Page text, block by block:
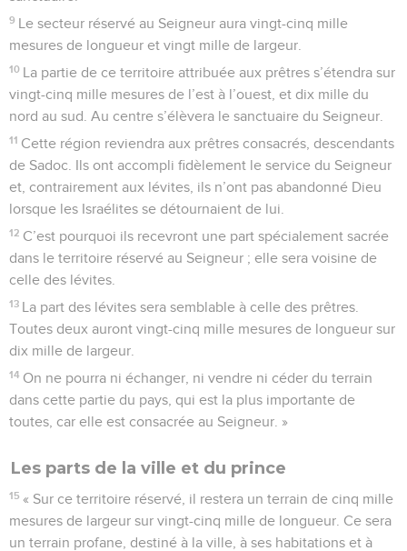
Télécharger le poster
En 605 avant Jésus-Christ, après sa victoire décisive sur les
armées égyptiennes à Karkémich, ville située sur le Haut
Euphrate, le roi de Babylone Nabuchodonosor (605 à 562)
poursuit vers le sud les troupes ennemies en déroute. C’est
à cette occasion qu’il assiège pour la première fois
se soumettre et Nabuchodonosor emmène avec lui en
Babylonie quelques membres de l’aristocratie judéenne,
en exil, pour prix de leur fidélité à l’Eternel, les persécutions
les plus dures (ch.3 et 6) et les honneurs les plus grands
(1.17-20 ; 2.49 ; 3.30). Daniel lui-même devient haut
à la mort de Nabuchodonosor en 562, il occupe à nouveau
une fonction très importante dès la fin de l’empire
babylonien en 539 (5.29), sous la domination des Mèdes et
des Perses, au moins jusqu’en 536 (10.1).